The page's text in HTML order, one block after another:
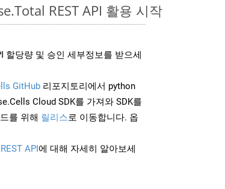
REST API 활용 시작
할당량 및 승인 세부정보를 받으세
GitHub 리포지토리에서 python
Cloud SDK를 가져와 SDK를
를 위해 릴리스로 이동합니다. 옵
REST API에 대해 자세히 알아보세